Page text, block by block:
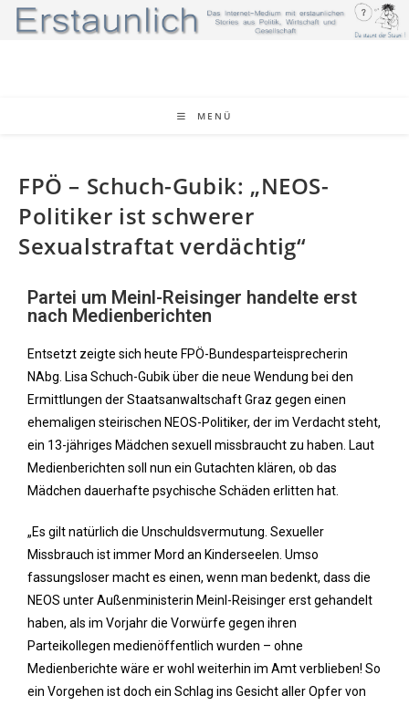
MENÜ
FPÖ – Schuch-Gubik: „NEOS-
Politiker ist schwerer
Sexualstraftat verdächtig“
Partei um Meinl-Reisinger handelte erst
nach Medienberichten
Entsetzt zeigte sich heute FPÖ-Bundesparteisprecherin
NAbg. Lisa Schuch-Gubik über die neue Wendung bei den
Ermittlungen der Staatsanwaltschaft Graz gegen einen
ehemaligen steirischen NEOS-Politiker, der im Verdacht steht,
ein 13-jähriges Mädchen sexuell missbraucht zu haben. Laut
Medienberichten soll nun ein Gutachten klären, ob das
Mädchen dauerhafte psychische Schäden erlitten hat.
„Es gilt natürlich die Unschuldsvermutung. Sexueller
Missbrauch ist immer Mord an Kinderseelen. Umso
fassungsloser macht es einen, wenn man bedenkt, dass die
NEOS unter Außenministerin Meinl-Reisinger erst gehandelt
haben, als im Vorjahr die Vorwürfe gegen ihren
Parteikollegen medienöffentlich wurden – ohne
Medienberichte wäre er wohl weiterhin im Amt verblieben! So
ein Vorgehen ist doch ein Schlag ins Gesicht aller Opfer von